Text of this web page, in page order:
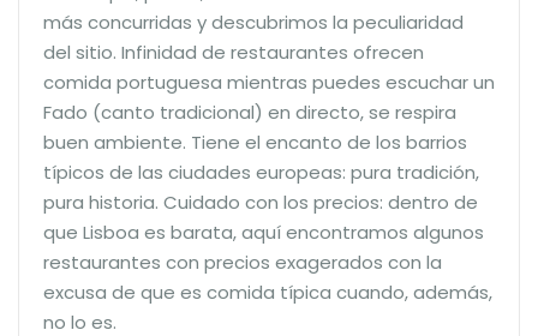
más concurridas y descubrimos la peculiaridad
del sitio. Infinidad de restaurantes ofrecen
comida portuguesa mientras puedes escuchar un
Fado (canto tradicional) en directo, se respira
buen ambiente. Tiene el encanto de los barrios
típicos de las ciudades europeas: pura tradición,
pura historia. Cuidado con los precios: dentro de
que Lisboa es barata, aquí encontramos algunos
restaurantes con precios exagerados con la
excusa de que es comida típica cuando, además,
no lo es.